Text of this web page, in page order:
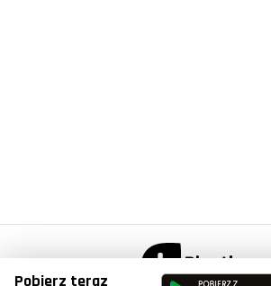
Pobierz teraz